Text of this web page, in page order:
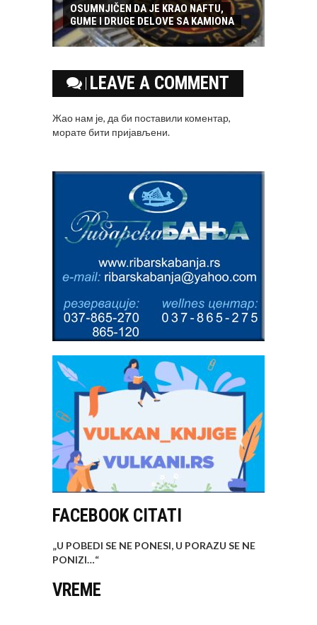
OSUMNJIČEN DA JE KRAO NAFTU,
GUME I DRUGE DELOVE SA KAMIONA
LEAVE A COMMENT
Жао нам је, да би поставили коментар,
моратебити пријављени.
FACEBOOK CITATI
„U POBEDI SE NE PONESI, U PORAZU SE NE
PONIZI…“
VREME